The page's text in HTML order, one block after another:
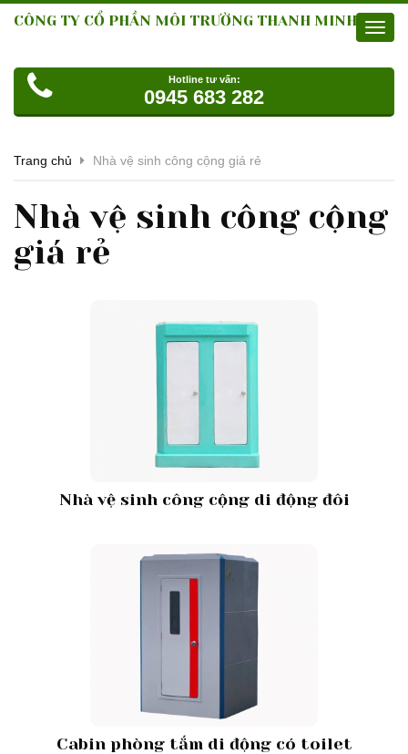
CÔNG TY CỔ PHẦN MÔI TRƯỜNG THANH MINH
Hotline tư vấn:
0945 683 282
Trang chủ Nhà vệ sinh công cộng giá rẻ
Nhà vệ sinh công cộng
giá rẻ
Nhà vệ sinh công cộng di động đôi
Cabin phòng tắm di động có toilet